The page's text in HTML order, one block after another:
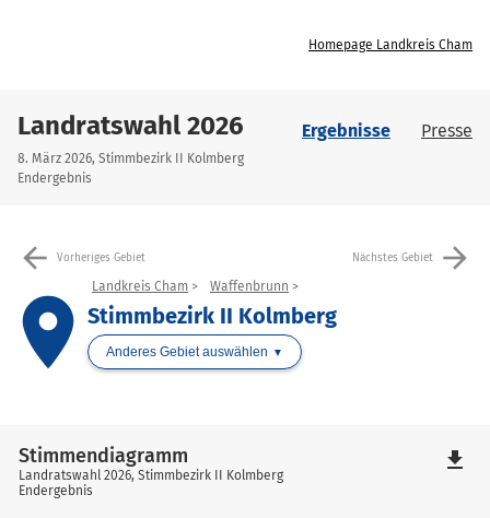
Homepage Landkreis Cham
Landratswahl 2026
8. März 2026, Stimmbezirk II Kolmberg
Endergebnis
Ergebnisse Presse
arrow_back Vorheriges Gebiet Nächstes Gebiet arrow_forward
place
Landkreis Cham Waffenbrunn
Stimmbezirk II Kolmberg
Anderes Gebiet auswählen
Stimmendiagramm
Landratswahl 2026, Stimmbezirk II Kolmberg
Endergebnis
file_download